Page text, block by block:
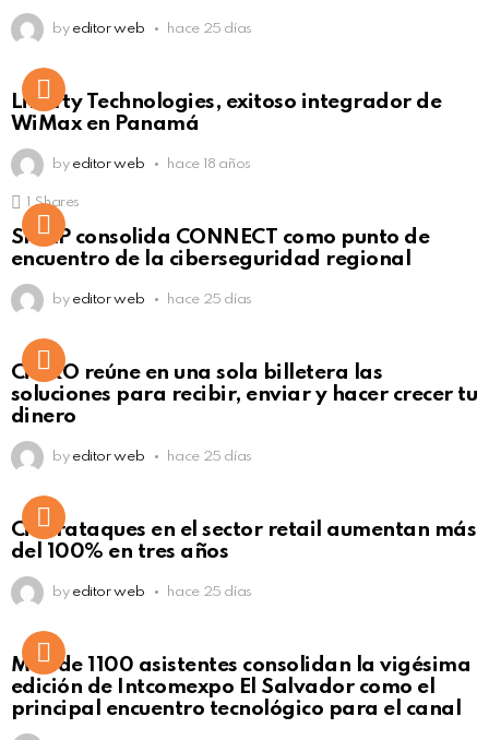
by editor web hace 25 días
Liberty Technologies, exitoso integrador de
WiMax en Panamá
by editor web hace 18 años
Click to view this post
1 Shares
SISAP consolida CONNECT como punto de
encuentro de la ciberseguridad regional
by editor web hace 25 días
Not Safe For Work
Click to view this post
CiNKO reúne en una sola billetera las
soluciones para recibir, enviar y hacer crecer tu
dinero
by editor web hace 25 días
Ciberataques en el sector retail aumentan más
del 100% en tres años
by editor web hace 25 días
Más de 1100 asistentes consolidan la vigésima
edición de Intcomexpo El Salvador como el
principal encuentro tecnológico para el canal